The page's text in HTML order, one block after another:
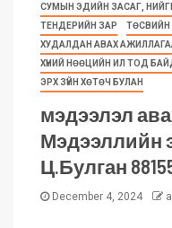
СУМЫН ЭДИЙН ЗАСАГ,
ТЕНДЕРИЙН ЗАР
ТӨСВИЙН
ХУДАЛДАН АВАХ
ХҮНИЙ НӨӨЦИЙН ИЛ ТОД
ЭРХ ЗҮЙН ХӨТӨЧ БУЛАН
мэдээлэл
Мэдээллийн
Ц.Булган
December 4, 2024